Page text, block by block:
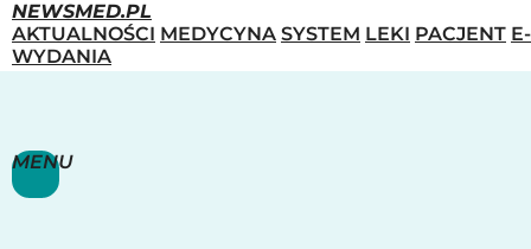
NEWSMED.PL
AKTUALNOŚCI MEDYCYNA SYSTEM LEKI PACJENT E-
WYDANIA
MENU